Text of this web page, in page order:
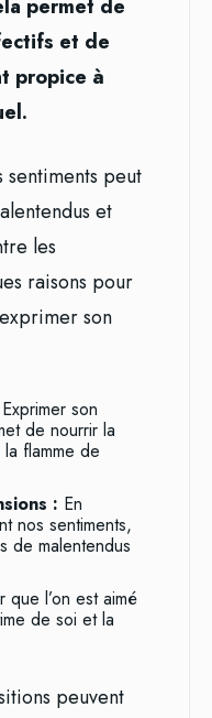
permet de
et de
propice à
sentiments peut
et
les
raisons pour
son
Exprimer son
de nourrir la
flamme de
: En
nos sentiments,
de malentendus
que l’on est aimé
de soi et la
peuvent